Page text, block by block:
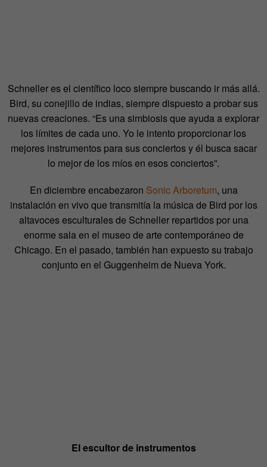
Schneller es el científico loco siempre buscando ir más allá.
Bird, su conejillo de indias, siempre dispuesto a probar sus
nuevas creaciones. “Es una simbiosis que ayuda a explorar
los límites de cada uno. Yo le intento proporcionar los
mejores instrumentos para sus conciertos y él busca sacar
lo mejor de los míos en esos conciertos”.
En diciembre encabezaron Sonic Arboretum, una
instalación en vivo que transmitía la música de Bird por los
altavoces esculturales de Schneller repartidos por una
enorme sala en el museo de arte contemporáneo de
Chicago. En el pasado, también han expuesto su trabajo
conjunto en el Guggenheim de Nueva York.
El escultor de instrumentos